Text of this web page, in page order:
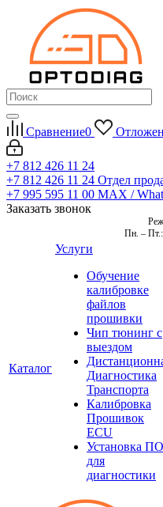
Сравнение0
+7 812 426 11 24
+7 812 426 11 24 Отдел
+7 995 595 11 00 MAX /
Заказать звонок
Пн. – Пт.:
Каталог
Услуги
Обучение
калибровке
файлов
прошивки
Чип тюнинг с
выездом
Диагностика
Транспорта
Калибровка
Прошивок
ECU
Установка ПО
для
диагностики